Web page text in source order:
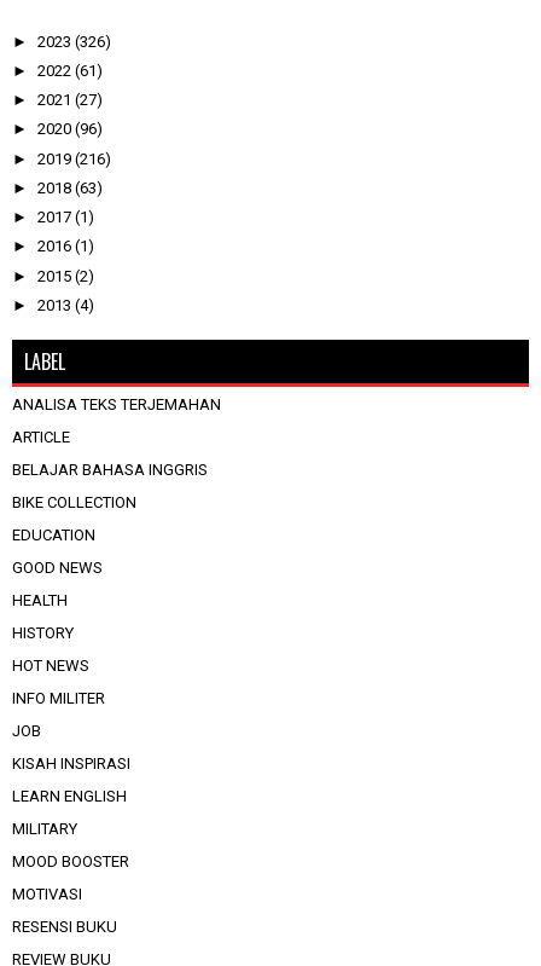
► 2023 (326)
► 2022 (61)
► 2021 (27)
► 2020 (96)
► 2019 (216)
► 2018 (63)
► 2017 (1)
► 2016 (1)
► 2015 (2)
► 2013 (4)
LABEL
ANALISA TEKS TERJEMAHAN
ARTICLE
BELAJAR BAHASA INGGRIS
BIKE COLLECTION
EDUCATION
GOOD NEWS
HEALTH
HISTORY
HOT NEWS
INFO MILITER
JOB
KISAH INSPIRASI
LEARN ENGLISH
MILITARY
MOOD BOOSTER
MOTIVASI
RESENSI BUKU
REVIEW BUKU